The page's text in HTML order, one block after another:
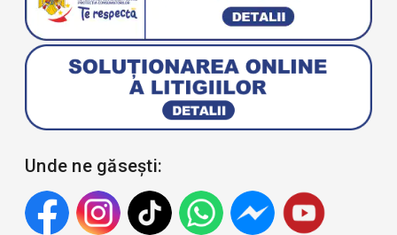
Unde ne găsești: